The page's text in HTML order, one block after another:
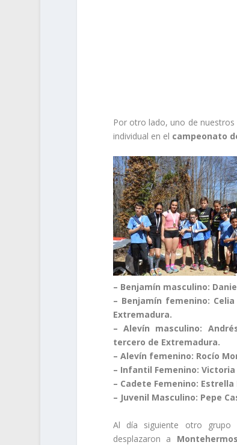
Por otro lado, uno de nuestros
individual en el campeonato
– Benjamín masculino:
– Benjamín femenino:
Extremadura.
– Alevín masculino:
tercero de Extremadura.
– Alevín femenino: Rocío
– Infantil Femenino:
– Cadete Femenino:
– Juvenil Masculino: Pepe
Al día siguiente otro grupo
desplazaron a